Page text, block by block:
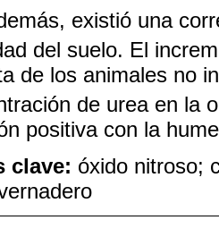
existió una
del suelo. El
de los animales no
de urea en la
positiva con la
clave: óxido nitroso;